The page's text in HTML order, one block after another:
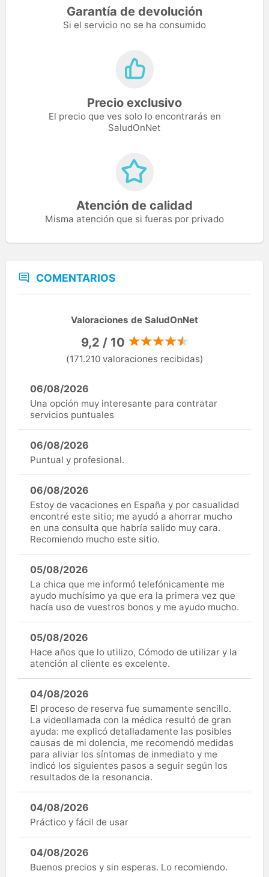
Garantía de devolución
Si el servicio no se ha consumido
Precio exclusivo
El precio que ves solo lo encontrarás en
SaludOnNet
Atención de calidad
Misma atención que si fueras por privado
COMENTARIOS
Valoraciones de SaludOnNet
9,2 / 10
(171.210 valoraciones recibidas)
06/08/2026
Una opción muy interesante para contratar
servicios puntuales
06/08/2026
Puntual y profesional.
06/08/2026
Estoy de vacaciones en España y por casualidad
encontré este sitio; me ayudó a ahorrar mucho
en una consulta que habría salido muy cara.
Recomiendo mucho este sitio.
05/08/2026
La chica que me informó telefónicamente me
ayudo muchísimo ya que era la primera vez que
hacía uso de vuestros bonos y me ayudo mucho.
05/08/2026
Hace años que lo utilizo, Cómodo de utilizar y la
atención al cliente es excelente.
04/08/2026
El proceso de reserva fue sumamente sencillo.
La videollamada con la médica resultó de gran
ayuda: me explicó detalladamente las posibles
causas de mi dolencia, me recomendó medidas
para aliviar los síntomas de inmediato y me
indicó los siguientes pasos a seguir según los
resultados de la resonancia.
04/08/2026
Práctico y fácil de usar
04/08/2026
Buenos precios y sin esperas. Lo recomiendo.